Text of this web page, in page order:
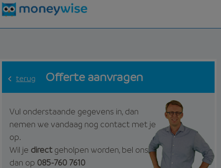
terug Offerte aanvragen
Vul onderstaande gegevens in, dan
nemen we vandaag nog contact met je
op.
Wil je directgeholpen worden, bel ons
dan op 085-760 7610